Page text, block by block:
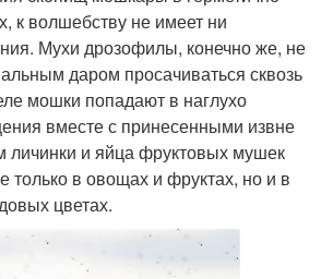
к волшебству не имеет ни
Мухи дрозофилы, конечно же, не
даром просачиваться сквозь
мошки попадают в наглухо
вместе с принесенными извне
личинки и яйца фруктовых мушек
только в овощах и фруктах, но и в
цветах.